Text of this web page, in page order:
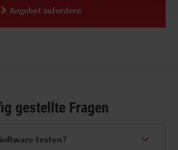
Angebot anfordern
gestellte Fragen
testen?